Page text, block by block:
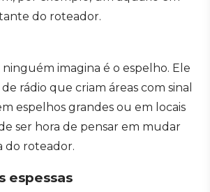
do roteador.
imagina é o espelho. Ele
rádio que criam áreas com sinal
espelhos grandes ou em locais
ser hora de pensar em mudar
do roteador.
espessas